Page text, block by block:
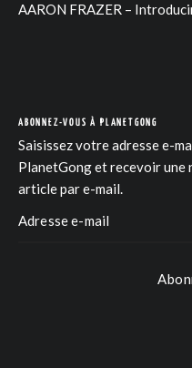
AARON FRAZER –
ABONNEZ-VOUS À PLANETGONG
Saisissez votre adresse e-
PlanetGong et recevoir une
article par e-mail.